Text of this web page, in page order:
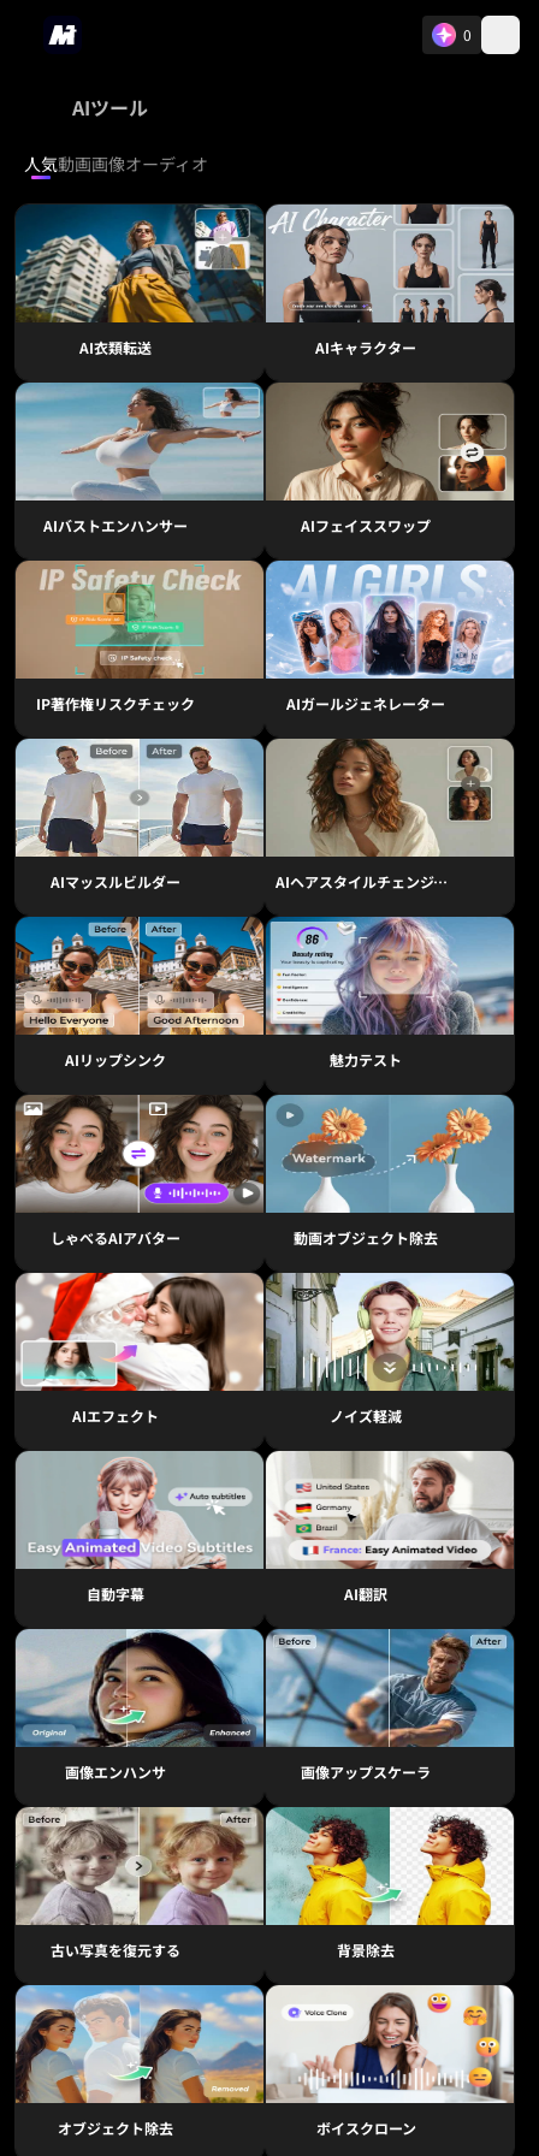
0
AIツール
人気動画画像オーディオ
AI衣類転送 AIキャラクター
AIバストエンハンサー AIフェイススワップ
IP著作権リスクチェック AIガールジェネレーター
AIマッスルビルダー AIヘアスタイルチェンジャー
AIリップシンク 魅力テスト
しゃべるAIアバター 動画オブジェクト除去
AIエフェクト ノイズ軽減
自動字幕 AI翻訳
画像エンハンサ 画像アップスケーラ
古い写真を復元する 背景除去
オブジェクト除去 ボイスクローン